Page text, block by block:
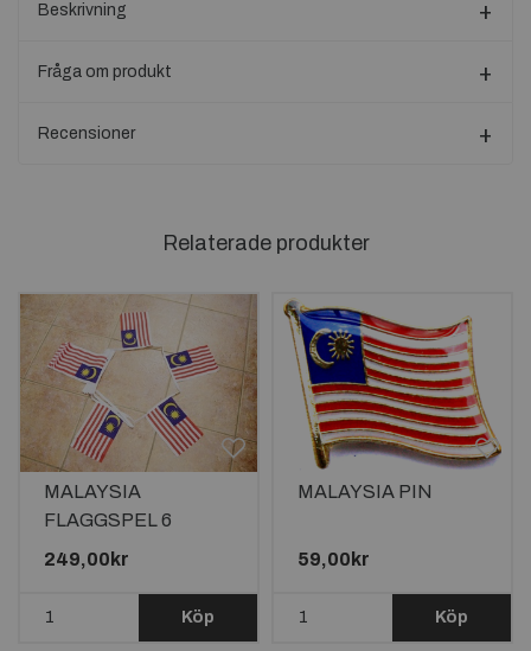
Beskrivning
Fråga om produkt
Recensioner
Relaterade produkter
MALAYSIA
FLAGGSPEL 6
METER LÅNGT MED
249,00kr
Köp
MALAYSIA PIN
59,00kr
Köp